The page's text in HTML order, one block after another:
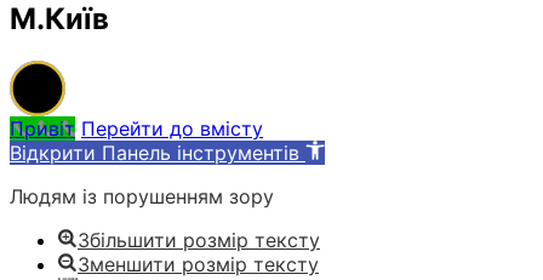
М.Київ
Привіт Перейти до вмісту
Відкрити Панель інструментів
Людям із порушенням зору
Збільшити розмір тексту
Зменшити розмір тексту